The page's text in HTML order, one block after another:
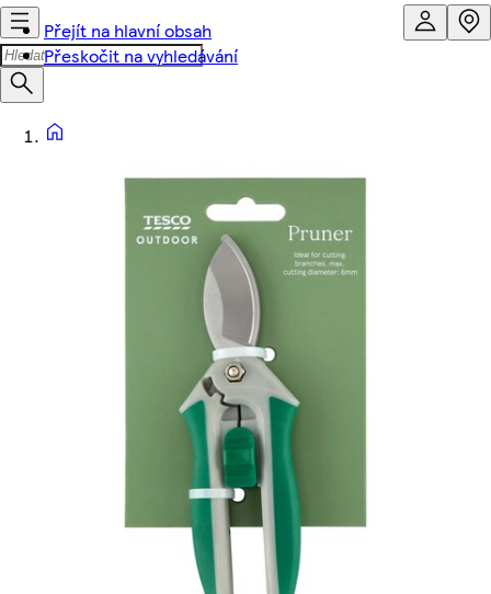
Přejít na hlavní obsah
Přeskočit na vyhledávání